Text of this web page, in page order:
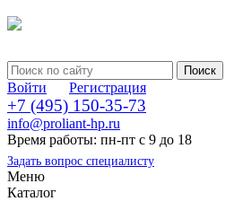
Войти Регистрация
+7 (495) 150-35-73
info@proliant-hp.ru
Время работы: пн-пт с 9 до 18
Задать вопрос специалисту
Меню
Каталог